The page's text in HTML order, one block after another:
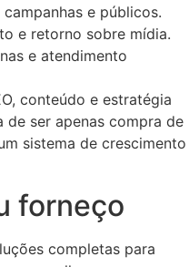
e públicos.
e retorno sobre mídia.
e atendimento
conteúdo e estratégia
ser apenas compra de
sistema de crescimento
forneço
completas para